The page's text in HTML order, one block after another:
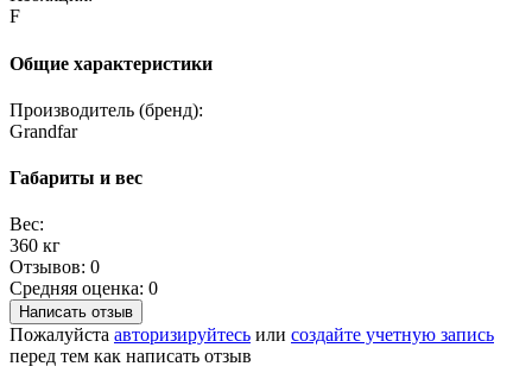
F
Общие характеристики
Производитель (бренд):
Grandfar
Габариты и вес
Вес:
360 кг
Отзывов: 0
Средняя оценка: 0
Написать отзыв
Пожалуйста авторизируйтесь или создайте учетную запись
перед тем как написать отзыв